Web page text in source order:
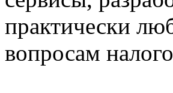
практически
вопросам